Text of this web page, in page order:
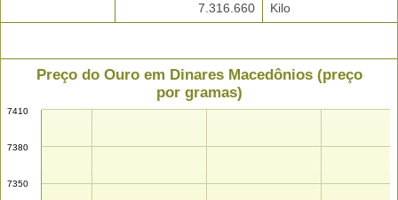
7.316.660 Kilo
Preço do Ouro em Dinares Macedônios (preço
por gramas)
7350
7380
7410